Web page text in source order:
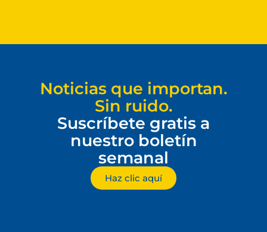
Noticias que importan.
Sin ruido.
Suscríbete gratis a
nuestro boletín
semanal
Haz clic aquí